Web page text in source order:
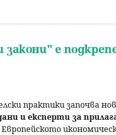
е
практики започва
и експерти за